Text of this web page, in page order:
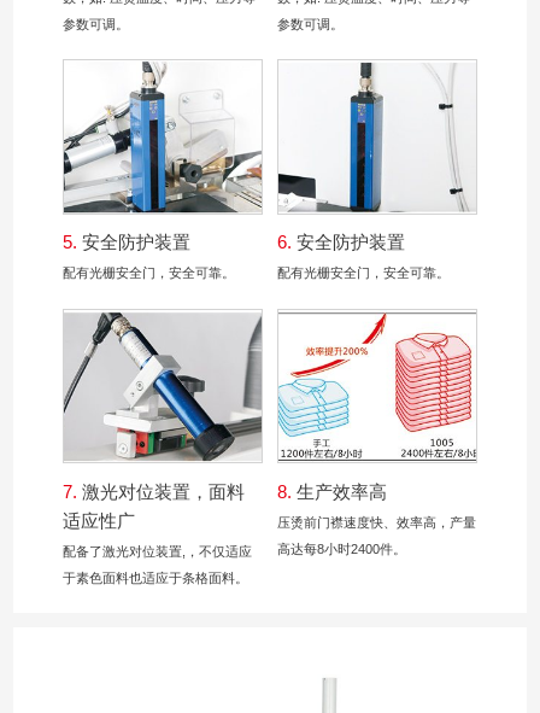
参数可调。
参数可调。
5. 安全防护装置
配有光栅安全门，安全可靠。
6. 安全防护装置
配有光栅安全门，安全可靠。
7. 激光对位装置，面料
适应性广
配备了激光对位装置,，不仅适应
于素色面料也适应于条格面料。
8. 生产效率高
压烫前门襟速度快、效率高，产量
高达每8小时2400件。